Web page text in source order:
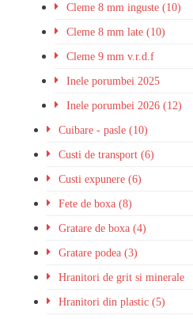
Cleme 8 mm inguste (10)
Cleme 8 mm late (10)
Cleme 9 mm v.r.d.f
Inele porumbei 2025
Inele porumbei 2026 (12)
Cuibare - pasle (10)
Custi de transport (6)
Custi expunere (6)
Fete de boxa (8)
Gratare de boxa (4)
Gratare podea (3)
Hranitori de grit si minerale
Hranitori din plastic (5)